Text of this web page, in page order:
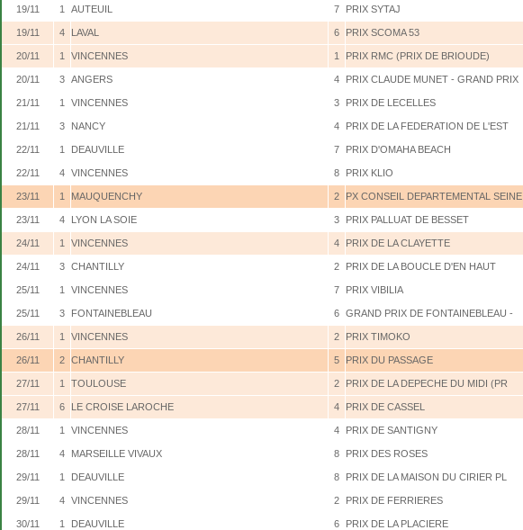
19/11 1 AUTEUIL 7 PRIX SYTAJ
19/11 4 LAVAL 6 PRIX SCOMA 53
20/11 1 VINCENNES 1 PRIX RMC (PRIX DE BRIOUDE)
20/11 3 ANGERS 4 PRIX CLAUDE MUNET - GRAND PRIX
21/11 1 VINCENNES 3 PRIX DE LECELLES
21/11 3 NANCY 4 PRIX DE LA FEDERATION DE L'EST
22/11 1 DEAUVILLE 7 PRIX D'OMAHA BEACH
22/11 4 VINCENNES 8 PRIX KLIO
23/11 1 MAUQUENCHY 2 PX CONSEIL DEPARTEMENTAL SEINE
23/11 4 LYON LA SOIE 3 PRIX PALLUAT DE BESSET
24/11 1 VINCENNES 4 PRIX DE LA CLAYETTE
24/11 3 CHANTILLY 2 PRIX DE LA BOUCLE D'EN HAUT
25/11 1 VINCENNES 7 PRIX VIBILIA
25/11 3 FONTAINEBLEAU 6 GRAND PRIX DE FONTAINEBLEAU -
26/11 1 VINCENNES 2 PRIX TIMOKO
26/11 2 CHANTILLY 5 PRIX DU PASSAGE
27/11 1 TOULOUSE 2 PRIX DE LA DEPECHE DU MIDI (PR
27/11 6 LE CROISE LAROCHE 4 PRIX DE CASSEL
28/11 1 VINCENNES 4 PRIX DE SANTIGNY
28/11 4 MARSEILLE VIVAUX 8 PRIX DES ROSES
29/11 1 DEAUVILLE 8 PRIX DE LA MAISON DU CIRIER PL
29/11 4 VINCENNES 2 PRIX DE FERRIERES
30/11 1 DEAUVILLE 6 PRIX DE LA PLACIERE